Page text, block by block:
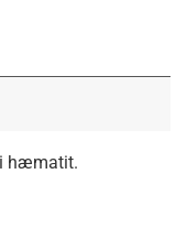
i hæmatit.